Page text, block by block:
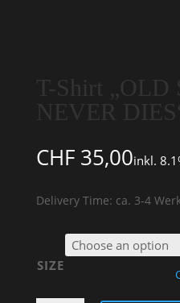
T-Shirt „OLD
NEVER
CHF35,00inkl.
Delivery Time: ca. 3-4
SIZE